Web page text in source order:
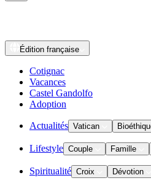
Édition française
Cotignac
Vacances
Castel Gandolfo
Adoption
Actualités Vatican
Lifestyle Couple Famille
Spiritualité Croix Dévotion